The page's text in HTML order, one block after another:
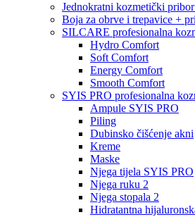
Jednokratni kozmetički pribor
Boja za obrve i trepavice +
SILCARE profesionalna
Hydro Comfort
Soft Comfort
Energy Comfort
Smooth Comfort
SYIS PRO profesionalna
Ampule SYIS PRO
Piling
Dubinsko čišćenje akni
Kreme
Maske
Njega tijela SYIS PRO
Njega ruku 2
Njega stopala 2
Hidratantna